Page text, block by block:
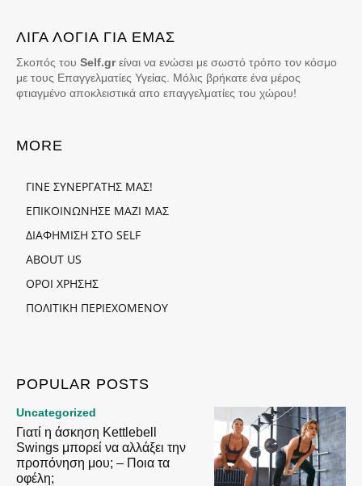
ΛΙΓΑ ΛΟΓΙΑ ΓΙΑ ΕΜΑΣ
Σκοπός του Self.grείναι να ενώσει με σωστό τρόπο τον κόσμο
με τους Επαγγελματίες Υγείας. Μόλις βρήκατε ένα μέρος
φτιαγμένο αποκλειστικά απο επαγγελματίες του χώρου!
MORE
ΓΙΝΕ ΣΥΝΕΡΓΑΤΗΣ ΜΑΣ!
ΕΠΙΚΟΙΝΩΝΗΣΕ ΜΑΖΙ ΜΑΣ
ΔΙΑΦΗΜΙΣΗ ΣΤΟ SELF
ABOUT US
ΟΡΟΙ ΧΡΗΣΗΣ
ΠΟΛΙΤΙΚΗ ΠΕΡΙΕΧΟΜΕΝΟΥ
POPULAR POSTS
Uncategorized
Γιατί η άσκηση Kettlebell
Swings μπορεί να αλλάξει την
προπόνηση μου; – Ποια τα
οφέλη;